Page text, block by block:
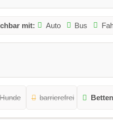
mit: Auto Bus
barrierefrei